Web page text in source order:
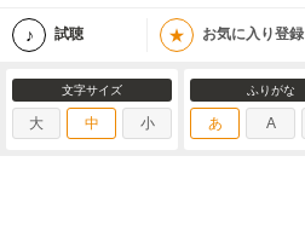
試聴 ★ お気に入り登録
文字サイズ
大 中 小
ふりがな
あ A